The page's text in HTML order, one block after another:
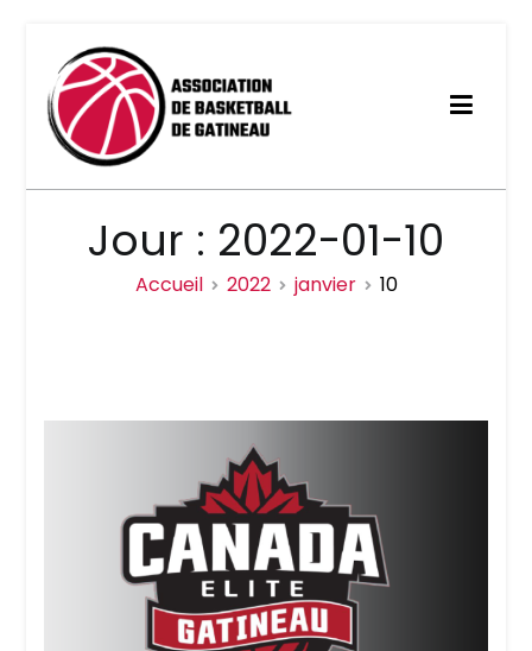
contenu
Association de basketball
de Gatineau
Jour : 2022-01-10
Accueil 2022 janvier 10